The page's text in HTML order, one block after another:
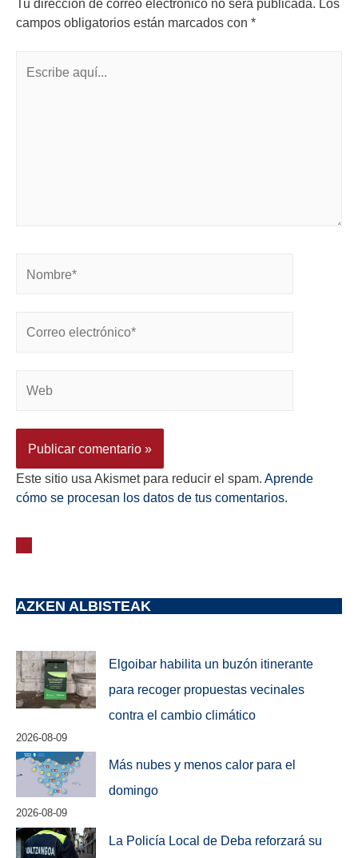
Tu dirección de correo electrónico no será publicada. Los
campos obligatorios están marcados con *
Este sitio usa Akismet para reducir el spam. Aprende
cómo se procesan los datos de tus comentarios.
AZKEN ALBISTEAK
Elgoibar habilita un buzón itinerante
para recoger propuestas vecinales
contra el cambio climático
2026-08-09
Más nubes y menos calor para el
domingo
2026-08-09
La Policía Local de Deba reforzará su